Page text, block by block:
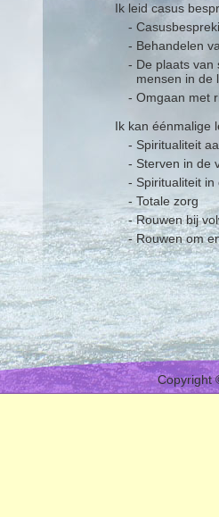
Ik leid casus
-
- Behandelen
- De plaats van
mensen in de
- Omgaan met
Ik kan éénmalige
- Spiritualiteit
- Sterven in de
- Spiritualiteit in
- Totale zorg
- Rouwen bij
- Rouwen om
Copyright